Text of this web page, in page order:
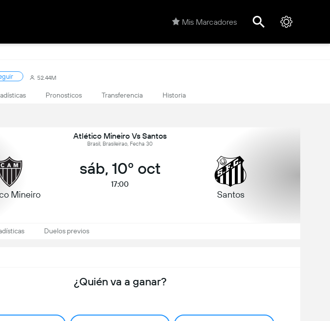
Mis Marcadores
52.44M
Pronosticos Transferencia Historia
Atlético Mineiro Vs Santos
Brasil, Brasileirao, Fecha 30
Mineiro
sáb, 10º oct
17:00
Santos
Duelos previos
¿Quién va a ganar?